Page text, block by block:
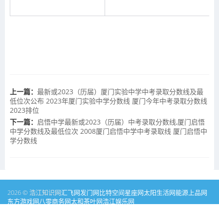
上一篇： 最新或2023（历届）厦门实验中学中考录取分数线及最
低位次公布 2023年厦门实验中学分数线 厦门今年中考录取分数线
2023排位
下一篇： 启悟中学最新或2023（历届）中考录取分数线,厦门启悟
中学分数线及最低位次 2008厦门启悟中学中考录取线 厦门启悟中
学分数线
2026 © 浩江知识网汇飞网发门网比特空间星座网太阳生活网能源 上品网
东方游戏网八零商务网太和茶叶网浩江娱乐网